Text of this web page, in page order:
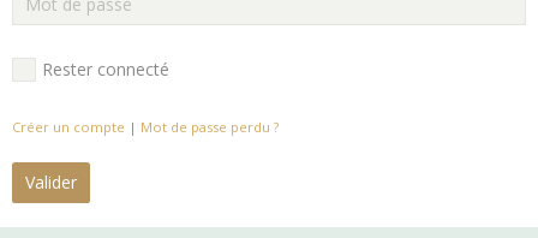
Rester connecté
Créer un compte | Mot de passe perdu ?
Valider